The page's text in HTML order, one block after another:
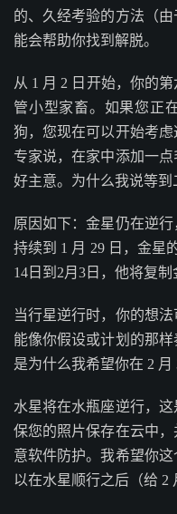
的、久经考验的方法（
能会帮助你找到解脱。
从 1 月 2 日开始，你的
管小型家畜。如果您正
狗，您现在可以开始考虑
专家说，在家中添加一
好主意。为什么我说等到
原因如下：金星仍在逆
持续到 1 月 29 日，金星
14日到2月3日，他将复制
当行星逆行时，你的想
能像你假设或计划的那
是为什么我希望你在 2 月
水星将在水瓶座逆行，
保您的照片保存在云中
意软件防护。我希望你
以在水星顺行之后（给 2